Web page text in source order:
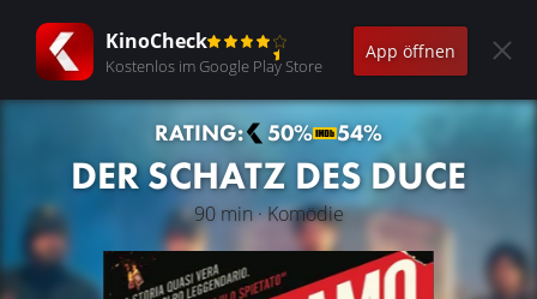
KinoCheck
Kostenlos im Google Play Store
App öffnen
RATING: 50% 54%
DER SCHATZ DES DUCE
90 min · Komödie